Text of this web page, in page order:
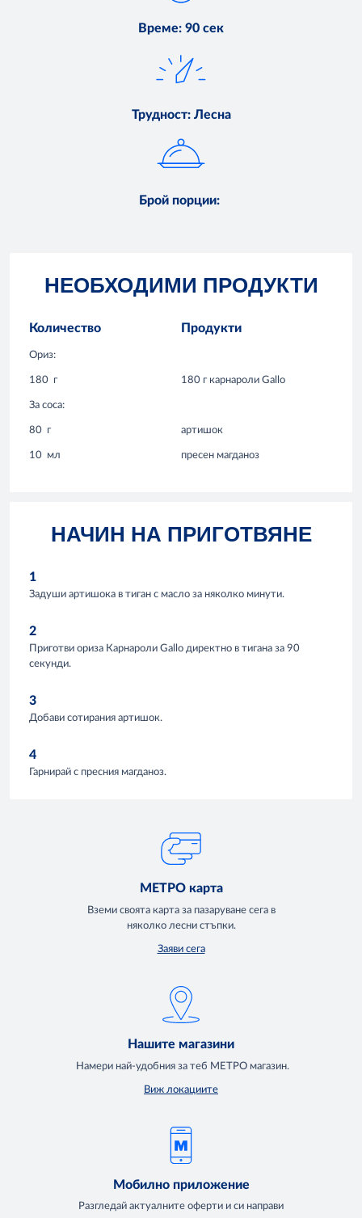
Време: 90 сек
Трудност: Лесна
Брой порции:
НЕОБХОДИМИ ПРОДУКТИ
Количество Продукти
Ориз:
180 г 180 г карнароли Gallo
За соса:
80 г артишок
10 мл пресен магданоз
НАЧИН НА ПРИГОТВЯНЕ
1
Задуши артишока в тиган с масло за няколко минути.
2
Приготви ориза Карнароли Gallo директно в тигана за 90
секунди.
3
Добави сотирания артишок.
4
Гарнирай с пресния магданоз.
МЕТРО карта
Вземи своята карта за пазаруване сега в
няколко лесни стъпки.
Заяви сега
Нашите магазини
Намери най-удобния за теб МЕТРО магазин.
Виж локациите
Мобилно приложение
Разгледай актуалните оферти и си направи